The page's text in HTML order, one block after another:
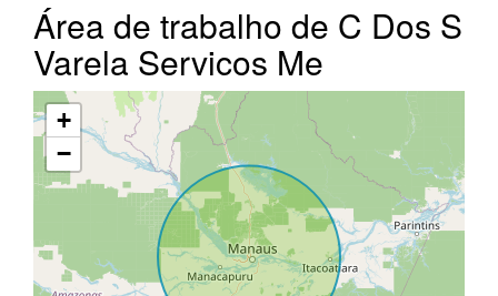
Área de trabalho de C Dos S
Varela Servicos Me
+
−